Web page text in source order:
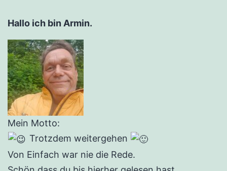
Hallo ich bin Armin.
Mein Motto:
Trotzdem weitergehen
Von Einfach war nie die Rede.